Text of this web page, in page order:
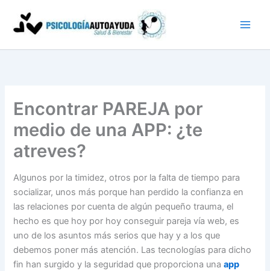
contenido
Encontrar PAREJA por
medio de una APP: ¿te
atreves?
Algunos por la timidez, otros por la falta de tiempo para
socializar, unos más porque han perdido la confianza en
las relaciones por cuenta de algún pequeño trauma, el
hecho es que hoy por hoy conseguir pareja vía web, es
uno de los asuntos más serios que hay y a los que
debemos poner más atención. Las tecnologías para dicho
fin han surgido y la seguridad que proporciona unaapp